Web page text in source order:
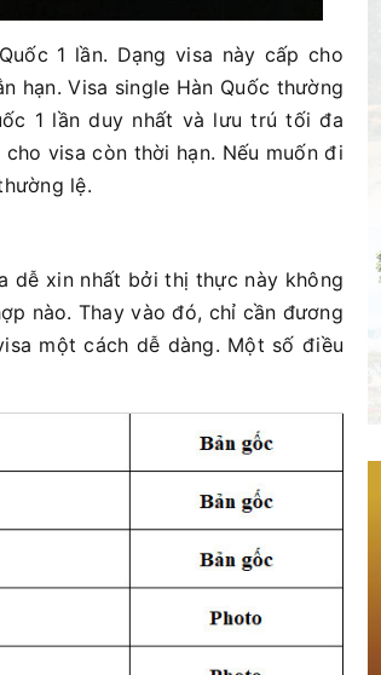
1 lần. Dạng visa này cấp cho
hạn. Visa single Hàn Quốc thường
1 lần duy nhất và lưu trú tối đa
visa còn thời hạn. Nếu muốn đi
lệ.
dễ xin nhất bởi thị thực này không
nào. Thay vào đó, chỉ cần đương
một cách dễ dàng. Một số điều